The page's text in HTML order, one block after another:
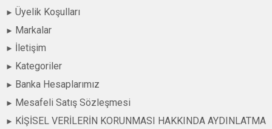
Üyelik Koşulları
Markalar
İletişim
Kategoriler
Banka Hesaplarımız
Mesafeli Satış Sözleşmesi
KİŞİSEL VERİLERİN KORUNMASI HAKKINDA AYDINLATMA